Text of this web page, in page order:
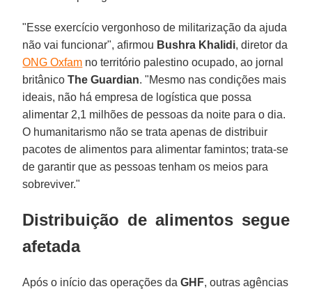
"Esse exercício vergonhoso de militarização da ajuda
não vai funcionar", afirmou Bushra Khalidi, diretor da
ONG Oxfam no território palestino ocupado, ao jornal
britânicoThe Guardian. "Mesmo nas condições mais
ideais, não há empresa de logística que possa
alimentar 2,1 milhões de pessoas da noite para o dia.
O humanitarismo não se trata apenas de distribuir
pacotes de alimentos para alimentar famintos; trata-se
de garantir que as pessoas tenham os meios para
sobreviver."
Distribuição de alimentos segue
afetada
Após o início das operações daGHF, outras agências